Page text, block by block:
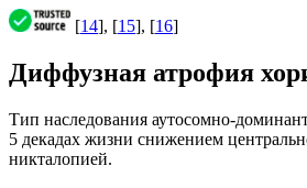
[14], [15], [16]
Диффузная атрофия
Тип наследования аутосомно-
5 декадах жизни снижением
никталопией.